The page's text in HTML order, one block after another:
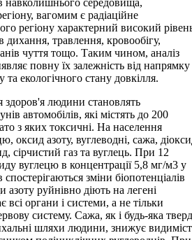
вагомим є радіаційне
регіону характерний високий
дихання, травлення, кровообігу,
чуття тощо. Таким чином, аналіз
повну їх залежність від напрямку
та екологічного стану довкілля.
здоров'я людини становлять
автомобілів, які містять до 200
з яких токсичні. На населення
оксид азоту, вуглеводні, сажа,
сірчистий газ та вуглець. При 12
вуглецю в концентрації 5,8 мг/м3 у
зміни біопотенціалів
руйнівно діють на легені
органи і системи, а не тільки
систему. Сажа, як і будь-яка
шляхи людини, знижує